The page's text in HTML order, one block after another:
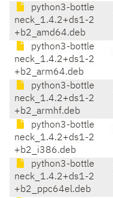
python3-bottle
neck_1.4.2+ds1-2
+b2_amd64.deb
python3-bottle
neck_1.4.2+ds1-2
+b2_arm64.deb
python3-bottle
neck_1.4.2+ds1-2
+b2_armhf.deb
python3-bottle
neck_1.4.2+ds1-2
+b2_i386.deb
python3-bottle
neck_1.4.2+ds1-2
+b2_ppc64el.deb